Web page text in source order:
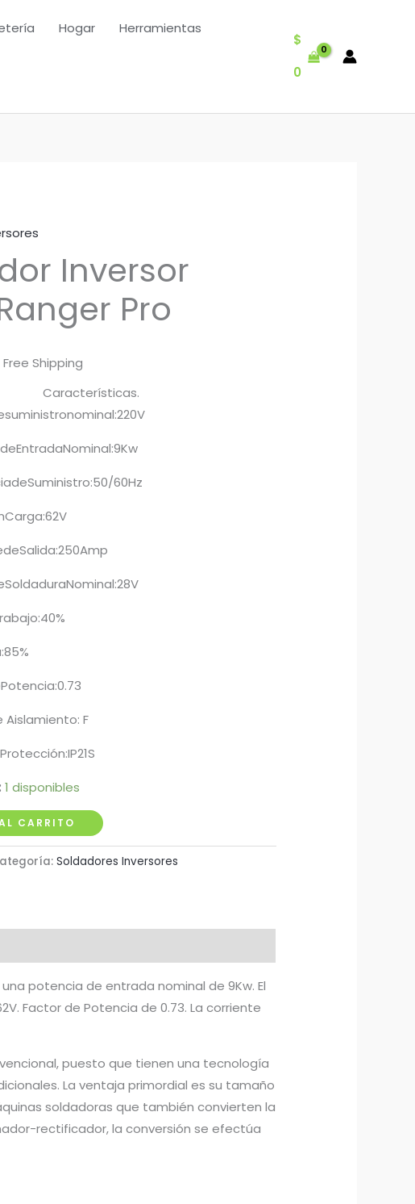
Hogar Herramientas
$
0
Inversor
Pro
Free Shipping
Características.
60Hz
Aislamiento: F
1 disponibles
CARRITO
Soldadores Inversores
potencia de entrada nominal de 9Kw. El
Factor de Potencia de 0.73. La corriente
puesto que tienen una tecnología
La ventaja primordial es su tamaño
soldadoras que también convierten la
rectificador, la conversión se efectúa